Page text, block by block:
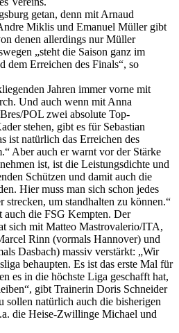
getan, denn mit Arnaud
Miklis und Emanuel Müller gibt
denen allerdings nur Müller
„steht die Saison ganz im
dem Erreichen des Finals“, so
Jahren immer vorne mit
Und auch wenn mit Anna
POL zwei absolute Top-
stehen, gibt es für Sebastian
ist natürlich das Erreichen des
Aber auch er warnt vor der Stärke
ist, ist die Leistungsdichte und
Schützen und damit auch die
Hier muss man sich schon jedes
strecken, um standhalten zu können.“
auch die FSG Kempten. Der
sich mit Matteo Mastrovalerio/ITA,
Rinn (vormals Hannover) und
Dasbach) massiv verstärkt: „Wir
behaupten. Es ist das erste Mal für
es in die höchste Liga geschafft hat,
gibt Trainerin Doris Schneider
sollen natürlich auch die bisherigen
die Heise-Zwillinge Michael und